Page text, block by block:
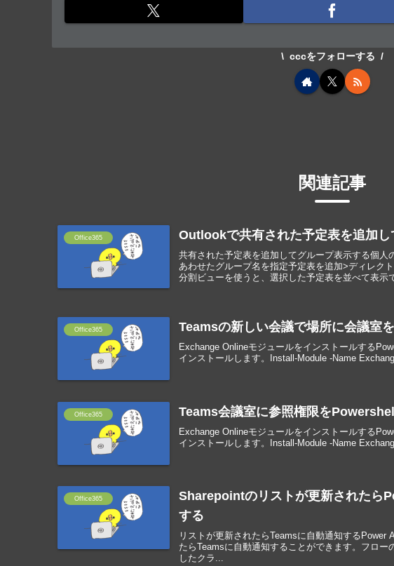
cccをフォローする
関連記事
Office365 Outlookで共有された予定表を追加し
共有された予定表を追加してグループ表示する個
あわせたグループ名を指定予定表を追加>ディレク
分割ビューを使うと、選択した予定表を並べて表示
Office365 Teamsの新しい会議で場所に会議室
Exchange Onlineモジュールをインストールする
インストールします。Install-Module -Name
Office365 Teams会議室に参照権限を
Exchange Onlineモジュールをインストールする
インストールします。Install-Module -Name
Office365
Sharepointのリストが更新されたら
する
リストが更新されたらTeamsに自動通知する
たらTeamsに自動通知することができます。フロ
したクラ...